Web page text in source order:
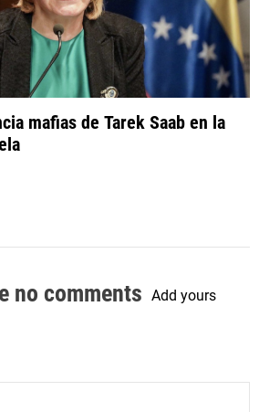
mafias de Tarek Saab en la
no comments Add yours